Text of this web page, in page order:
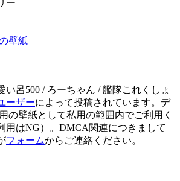
ー
壁紙
い呂500 / ろーちゃん / 艦隊これくしょ
ーザーによって投稿されています。デ
の壁紙として私用の範囲内でご利用く
用はNG）。DMCA関連につきまして
フォームからご連絡ください。